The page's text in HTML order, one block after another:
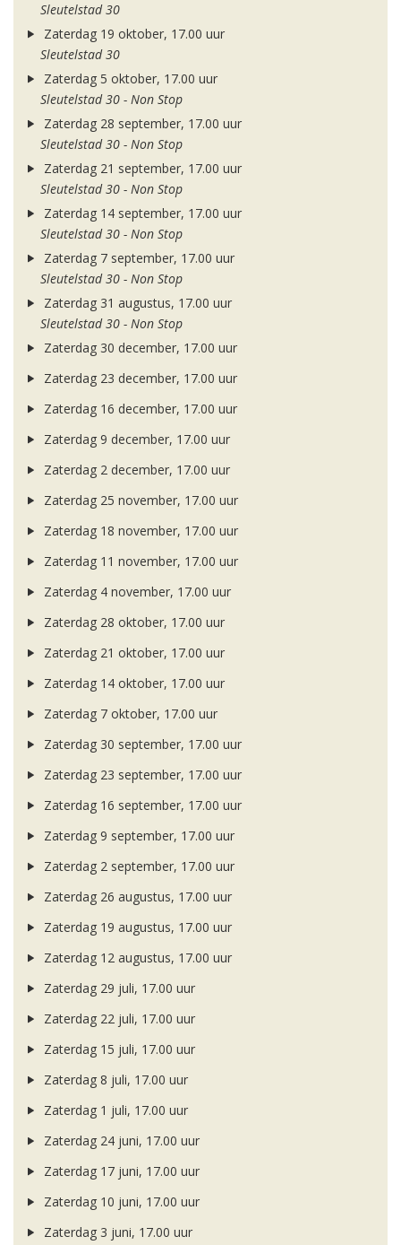
Sleutelstad 30
Zaterdag 19 oktober, 17.00 uur
Sleutelstad 30
Zaterdag 5 oktober, 17.00 uur
Sleutelstad 30 - Non Stop
Zaterdag 28 september, 17.00 uur
Sleutelstad 30 - Non Stop
Zaterdag 21 september, 17.00 uur
Sleutelstad 30 - Non Stop
Zaterdag 14 september, 17.00 uur
Sleutelstad 30 - Non Stop
Zaterdag 7 september, 17.00 uur
Sleutelstad 30 - Non Stop
Zaterdag 31 augustus, 17.00 uur
Sleutelstad 30 - Non Stop
Zaterdag 30 december, 17.00 uur
Zaterdag 23 december, 17.00 uur
Zaterdag 16 december, 17.00 uur
Zaterdag 9 december, 17.00 uur
Zaterdag 2 december, 17.00 uur
Zaterdag 25 november, 17.00 uur
Zaterdag 18 november, 17.00 uur
Zaterdag 11 november, 17.00 uur
Zaterdag 4 november, 17.00 uur
Zaterdag 28 oktober, 17.00 uur
Zaterdag 21 oktober, 17.00 uur
Zaterdag 14 oktober, 17.00 uur
Zaterdag 7 oktober, 17.00 uur
Zaterdag 30 september, 17.00 uur
Zaterdag 23 september, 17.00 uur
Zaterdag 16 september, 17.00 uur
Zaterdag 9 september, 17.00 uur
Zaterdag 2 september, 17.00 uur
Zaterdag 26 augustus, 17.00 uur
Zaterdag 19 augustus, 17.00 uur
Zaterdag 12 augustus, 17.00 uur
Zaterdag 29 juli, 17.00 uur
Zaterdag 22 juli, 17.00 uur
Zaterdag 15 juli, 17.00 uur
Zaterdag 8 juli, 17.00 uur
Zaterdag 1 juli, 17.00 uur
Zaterdag 24 juni, 17.00 uur
Zaterdag 17 juni, 17.00 uur
Zaterdag 10 juni, 17.00 uur
Zaterdag 3 juni, 17.00 uur